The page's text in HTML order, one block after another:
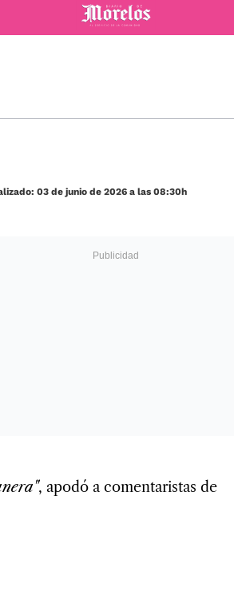
Diario de Morelos
03 de junio de 2026 a las 08:30h
, apodó a comentaristas de